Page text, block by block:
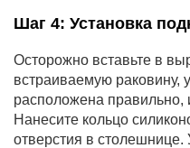
Шаг 4: Установка
Осторожно вставьте в
встраиваемую раковину,
расположена правильно,
Нанесите кольцо
отверстия в столешнице.